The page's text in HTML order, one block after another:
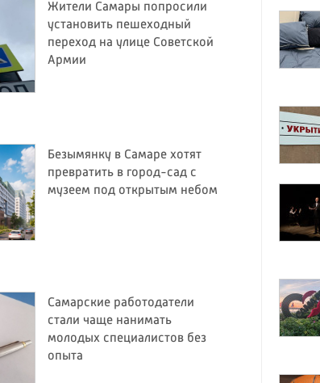
Жители Самары попросили
установить пешеходный
переход на улице Советской
Армии
Безымянку в Самаре хотят
превратить в город-сад с
музеем под открытым небом
Самарские работодатели
стали чаще нанимать
молодых специалистов без
опыта